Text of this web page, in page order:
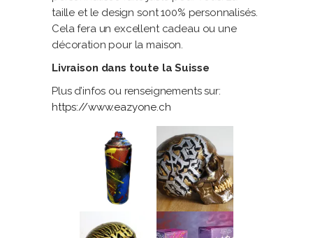
taille et le design sont 100% personnalisés.
Cela fera un excellent cadeau ou une
décoration pour la maison.
Livraison dans toute la Suisse
Plus d’infos ou renseignements sur:
https://www.eazyone.ch